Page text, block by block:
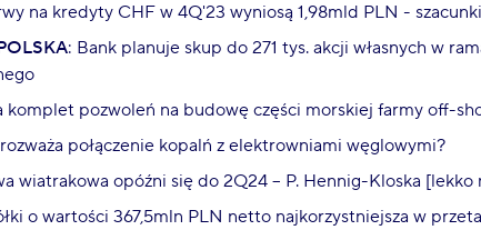
na kredyty CHF w 4Q'23 wyniosą 1,98mld PLN - szacunki
: Bank planuje skup do 271 tys. akcji własnych w
komplet pozwoleń na budowę części morskiej farmy off-
połączenie kopalń z elektrowniami węglowymi?
wiatrakowa opóźni się do 2Q24 – P. Hennig-Kloska [lekko
o wartości 367,5mln PLN netto najkorzystniejsza w